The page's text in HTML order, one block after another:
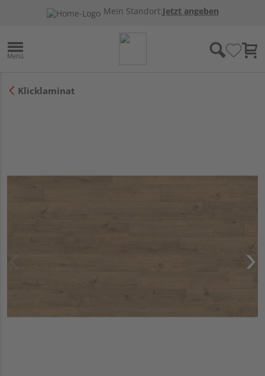
Mein Standort:Jetzt angeben
Klicklaminat